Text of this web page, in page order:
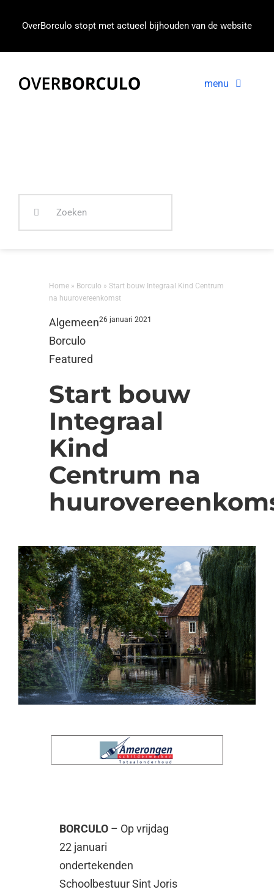
OverBorculo stopt met actueel bijhouden van de website
menu
Home » Borculo »Start bouw Integraal Kind Centrum
na huurovereenkomst
Algemeen
Borculo
Featured
26 januari 2021
Start bouw
Integraal
Kind
Centrum na
BORCULO – Op vrijdag
22 januari
ondertekenden
Schoolbestuur Sint Joris